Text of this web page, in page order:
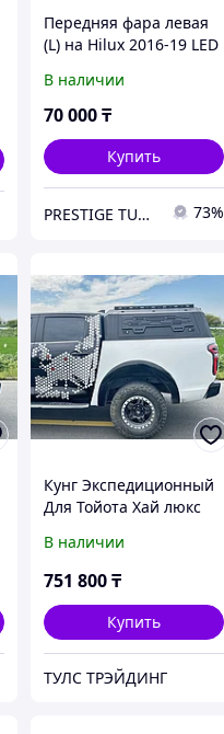
Передняя фара левая
(L) на Hilux 2016-19 LED
(SAT)
В наличии
70 000₸
Купить
PRESTIGE TUNING 73%
Кунг Экспедиционный
Для Тойота Хай люкс
В наличии
751 800₸
Купить
ТУЛС ТРЭЙДИНГ